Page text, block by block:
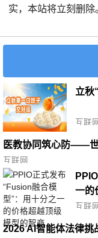
实，本站将立刻删除
立秋
互联
医教协同筑心防——
标杆
互联网
一的
互联网
2026 AI智能体法律挑